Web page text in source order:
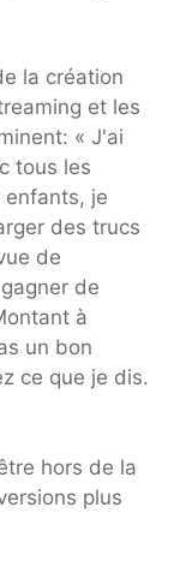
la création
et les
« J'ai
tous les
je
des trucs
de
de
à
un bon
ce que je dis.
hors de la
plus